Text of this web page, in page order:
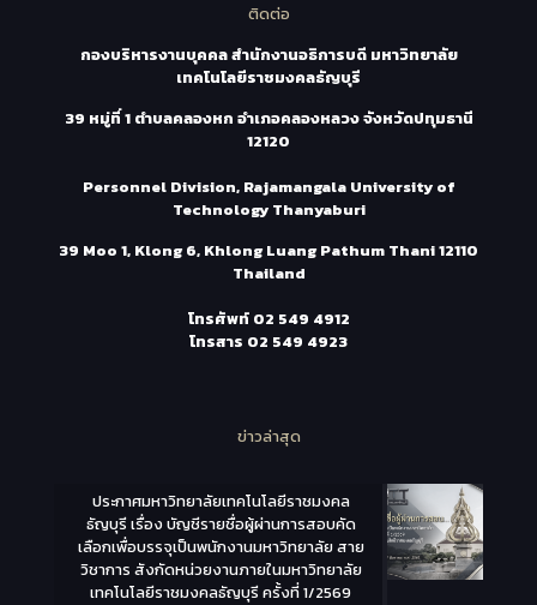
ติดต่อ
กองบริหารงานบุคคล สำนักงานอธิการบดี มหาวิทยาลัย
เทคโนโลยีราชมงคลธัญบุรี
39 หมู่ที่ 1 ตำบลคลองหก อำเภอคลองหลวง จังหวัดปทุมธานี
12120
Personnel Division, Rajamangala University of
Technology Thanyaburi
39 Moo 1, Klong 6, Khlong Luang Pathum Thani 12110
Thailand
โทรศัพท์ 02 549 4912
โทรสาร 02 549 4923
ข่าวล่าสุด
ประกาศมหาวิทยาลัยเทคโนโลยีราชมงคล
ธัญบุรี เรื่อง บัญชีรายชื่อผู้ผ่านการสอบคัด
เลือกเพื่อบรรจุเป็นพนักงานมหาวิทยาลัย สาย
วิชาการ สังกัดหน่วยงานภายในมหาวิทยาลัย
เทคโนโลยีราชมงคลธัญบุรี ครั้งที่ 1/2569